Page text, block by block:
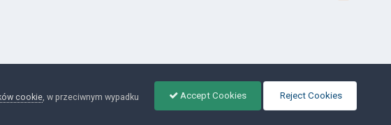
cookie, w przeciwnym wypadku
Accept Cookies Reject Cookies